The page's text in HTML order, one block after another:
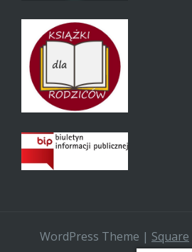
WordPress Theme | Square